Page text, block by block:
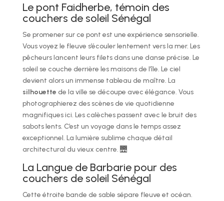
Le pont Faidherbe, témoin des
couchers de soleil Sénégal
Se promener sur ce pont est une expérience sensorielle.
Vous voyez le fleuve s’écouler lentement vers la mer. Les
pêcheurs lancent leurs filets dans une danse précise. Le
soleil se couche derrière les maisons de l’île. Le ciel
devient alors un immense tableau de maître. La
silhouette de la ville se découpe avec élégance. Vous
photographierez des scènes de vie quotidienne
magnifiques ici. Les calèches passent avec le bruit des
sabots lents. C’est un voyage dans le temps assez
exceptionnel. La lumière sublime chaque détail
architectural du vieux centre. 🌉
La Langue de Barbarie pour des
couchers de soleil Sénégal
Cette étroite bande de sable sépare fleuve et océan.